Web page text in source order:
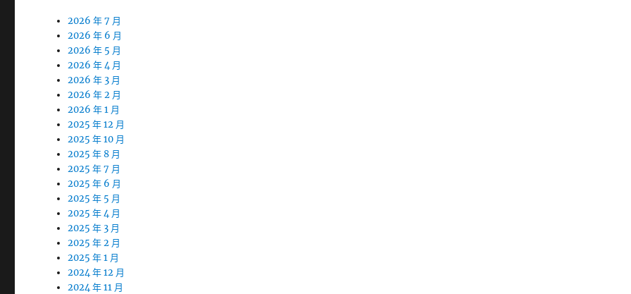
2026 年 7 月
2026 年 6 月
2026 年 5 月
2026 年 4 月
2026 年 3 月
2026 年 2 月
2026 年 1 月
2025 年 12 月
2025 年 10 月
2025 年 8 月
2025 年 7 月
2025 年 6 月
2025 年 5 月
2025 年 4 月
2025 年 3 月
2025 年 2 月
2025 年 1 月
2024 年 12 月
2024 年 11 月